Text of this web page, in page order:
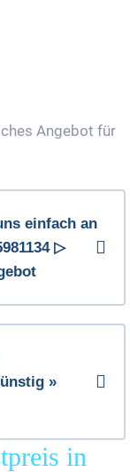
Angebot für
einfach an
▷
»
in